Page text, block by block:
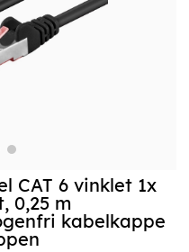
CAT 6 vinklet 1x
0,25 m
kabelkappe